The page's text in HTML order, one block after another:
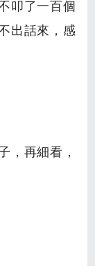
叩了一百個
出話來，感
，再細看，